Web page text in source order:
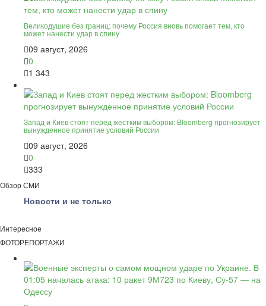
Великодушие без границ: почему Россия вновь помогает тем, кто
может нанести удар в спину
09 август, 2026
0
1 343
Запад и Киев стоят перед жестким выбором: Bloomberg прогнозирует
вынужденное принятие условий России
09 август, 2026
0
333
Обзор СМИ
Новости и не только
Интересное
ФОТОРЕПОРТАЖИ